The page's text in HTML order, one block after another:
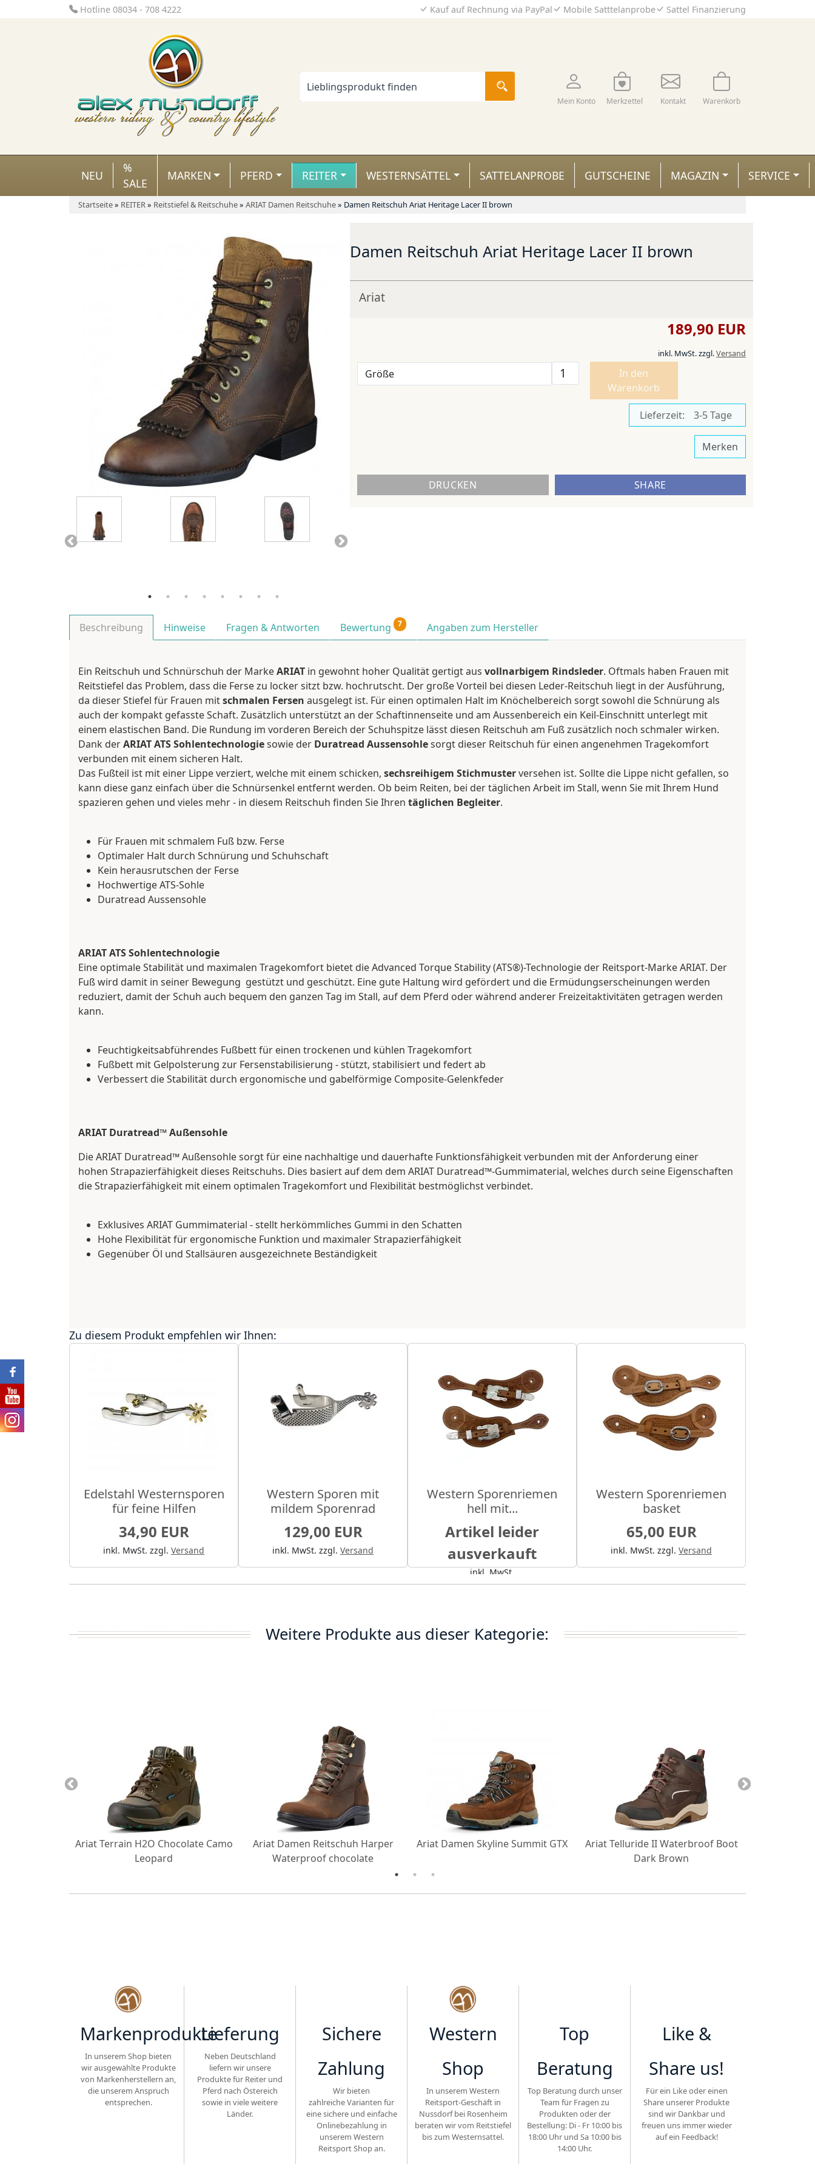
Hotline 08034 - 708 4222 Kauf auf Rechnung via PayPal Mobile Satttelanprobe Sattel Finanzierung
Mein Konto Merkzettel Kontakt Warenkorb
NEU
%
SALE
MARKEN PFERD REITER WESTERNSÄTTEL SATTELANPROBE GUTSCHEINE MAGAZIN SERVICE
Startseite» REITER» Reitstiefel & Reitschuhe» ARIAT Damen Reitschuhe» Damen Reitschuh Ariat Heritage Lacer II brown
Damen Reitschuh Ariat Heritage Lacer II brown
Ariat
189,90 EUR
inkl. MwSt.zzgl.Versand
In den
Warenkorb
Lieferzeit: 3-5 Tage
Merken
DRUCKEN SHARE
Beschreibung Hinweise Fragen & Antworten Bewertung 7 Angaben zum Hersteller
Ein Reitschuh und Schnürschuh der MarkeARIAT in gewohnt hoher Qualität gertigt aus vollnarbigem Rindsleder. Oftmals haben Frauen mit
Reitstiefel das Problem, dass die Ferse zu locker sitzt bzw. hochrutscht. Der große Vorteil bei diesen Leder-Reitschuh liegt in der Ausführung,
da dieser Stiefel für Frauen mitschmalen Fersen ausgelegt ist. Für einen optimalen Halt im Knöchelbereich sorgt sowohl die Schnürung als
auch der kompakt gefasste Schaft. Zusätzlich unterstützt an der Schaftinnenseite und am Aussenbereich ein Keil-Einschnitt unterlegt mit
einem elastischen Band. Die Rundung im vorderen Bereich der Schuhspitze lässt diesen Reitschuh am Fuß zusätzlich noch schmaler wirken.
Dank derARIAT ATS Sohlentechnologiesowie der Duratread Aussensohlesorgt dieser Reitschuh für einen angenehmen Tragekomfort
verbunden mit einem sicheren Halt.
Das Fußteil ist mit einer Lippe verziert, welche mit einem schicken, sechsreihigem Stichmusterversehen ist. Sollte die Lippe nicht gefallen, so
kann diese ganz einfach über die Schnürsenkel entfernt werden. Ob beim Reiten, bei der täglichen Arbeit im Stall, wenn Sie mit Ihrem Hund
spazieren gehen und vieles mehr - in diesem Reitschuh finden Sie Ihren täglichen Begleiter.
Für Frauen mit schmalem Fuß bzw. Ferse
Optimaler Halt durch Schnürung und Schuhschaft
Kein herausrutschen der Ferse
Hochwertige ATS-Sohle
Duratread Aussensohle
ARIAT ATS Sohlentechnologie
Eine optimale Stabilität und maximalen Tragekomfort bietet die Advanced Torque Stability (ATS®)-Technologie der Reitsport-Marke ARIAT. Der
Fuß wird damit in seiner Bewegung gestützt und geschützt. Eine gute Haltung wird gefördert und die Ermüdungserscheinungen werden
reduziert, damit der Schuh auch bequem den ganzen Tag im Stall, auf dem Pferd oder während anderer Freizeitaktivitäten getragen werden
kann.
Feuchtigkeitsabführendes Fußbett für einen trockenen und kühlen Tragekomfort
Fußbett mit Gelpolsterung zur Fersenstabilisierung - stützt, stabilisiert und federt ab
Verbessert die Stabilität durch ergonomische und gabelförmige Composite-Gelenkfeder
ARIAT Duratread™ Außensohle
Die ARIAT Duratread™ Außensohle sorgt für eine nachhaltige und dauerhafte Funktionsfähigkeit verbunden mit der Anforderung einer
hohen Strapazierfähigkeit dieses Reitschuhs. Dies basiert auf dem dem ARIAT Duratread™-Gummimaterial, welches durch seine Eigenschaften
die Strapazierfähigkeit mit einem optimalen Tragekomfort und Flexibilität bestmöglichst verbindet.
Exklusives ARIAT Gummimaterial - stellt herkömmliches Gummi in den Schatten
Hohe Flexibilität für ergonomische Funktion und maximaler Strapazierfähigkeit
Gegenüber Öl und Stallsäuren ausgezeichnete Beständigkeit
Zu diesem Produkt empfehlen wir Ihnen:
Edelstahl Westernsporen
für feine Hilfen
34,90 EUR
inkl. MwSt. zzgl. Versand
Western Sporen mit
mildem Sporenrad
129,00 EUR
inkl. MwSt. zzgl. Versand
Western Sporenriemen
hell mit...
Artikel leider
ausverkauft
inkl. MwSt.
Western Sporenriemen
basket
65,00 EUR
inkl. MwSt. zzgl. Versand
Weitere Produkte aus dieser Kategorie:
Ariat Terrain H2O Chocolate Camo
Leopard
Ariat Damen Reitschuh Harper
Waterproof chocolate
Ariat Damen Skyline Summit GTX
Ariat Telluride II Waterbroof Boot
Dark Brown
Markenprodukte
In unserem Shop bieten
wir ausgewählte Produkte
von Markenherstellern an,
die unserem Anspruch
entsprechen.
Lieferung
Neben Deutschland
liefern wir unsere
Produkte für Reiter und
Pferd nach Östereich
sowie in viele weitere
Länder.
Sichere
Zahlung
Wir bieten
zahlreiche Varianten für
eine sichere und einfache
Onlinebezahlung in
unserem Western
Reitsport Shop an.
Western
Shop
In unserem Western
Reitsport-Geschäft in
Nussdorf bei Rosenheim
beraten wir vom Reitstiefel
bis zum Westernsattel.
Top
Beratung
Top Beratung durch unser
Team für Fragen zu
Produkten oder der
Bestellung: Di - Fr 10:00 bis
18:00 Uhr und Sa 10:00 bis
14:00 Uhr.
Like &
Share us!
Für ein Like oder einen
Share unserer Produkte
sind wir Dankbar und
freuen uns immer wieder
auf ein Feedback!